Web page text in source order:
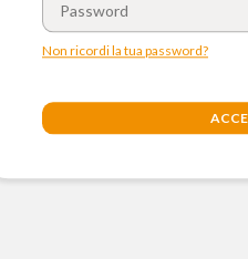
Non ricordi la tua password?